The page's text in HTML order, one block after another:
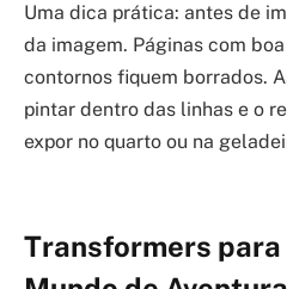
Uma dica prática: antes de
da imagem. Páginas com
contornos fiquem borrados.
pintar dentro das linhas e o
expor no quarto ou na
Transformers para